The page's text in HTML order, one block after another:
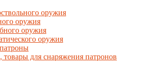
оружия
оружия
оружия
оружия
для снаряжения патронов